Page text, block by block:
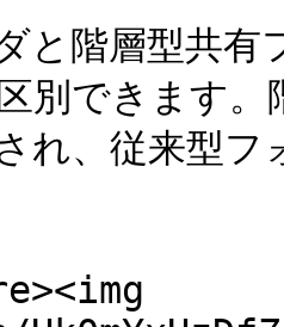
と階層型共
別できます
れ、従来型